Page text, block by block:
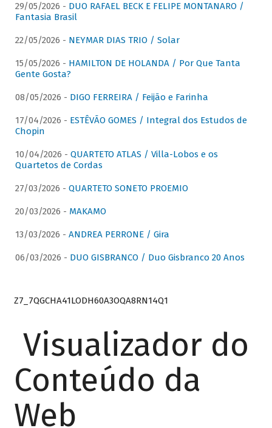
29/05/2026 - DUO RAFAEL BECK E FELIPE MONTANARO /
Fantasia Brasil
22/05/2026 - NEYMAR DIAS TRIO / Solar
15/05/2026 - HAMILTON DE HOLANDA / Por Que Tanta
Gente Gosta?
08/05/2026 - DIGO FERREIRA / Feijão e Farinha
17/04/2026 - ESTÊVÃO GOMES / Integral dos Estudos de
Chopin
10/04/2026 - QUARTETO ATLAS / Villa-Lobos e os
Quartetos de Cordas
27/03/2026 - QUARTETO SONETO PROEMIO
20/03/2026 - MAKAMO
13/03/2026 - ANDREA PERRONE / Gira
06/03/2026 - DUO GISBRANCO / Duo Gisbranco 20 Anos
Z7_7QGCHA41LODH60A3OQA8RN14Q1
Visualizador do
Conteúdo da
Web